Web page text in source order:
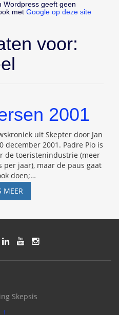
Wordpress geeft geen
met Google op deze site
voor:
2001
uit Skepter door Jan
december 2001. Padre Pio is
de toeristenindustrie (meer
jaar), maar de paus gaat
doen;…
MEERSTOP
DE
2001
Skepsis
↑